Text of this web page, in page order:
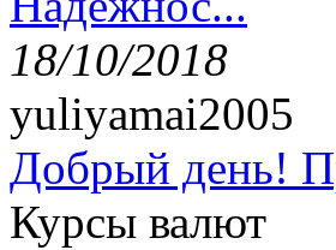
18/10/2018
yuliyamai2005
Добрый день!
Курсы валют